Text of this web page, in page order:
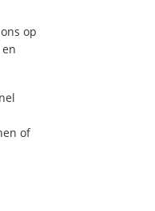
op
of